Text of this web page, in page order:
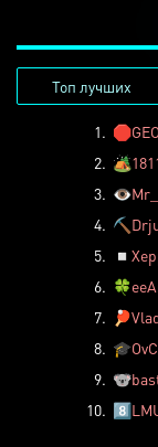
Топ лучших
1. 🛑
2. 🏕️
3. 👁️
4. ⛏️
5.
◽
6. 🍀
7.
🏓
8. 🎓
9. 🐨
10. 8️⃣